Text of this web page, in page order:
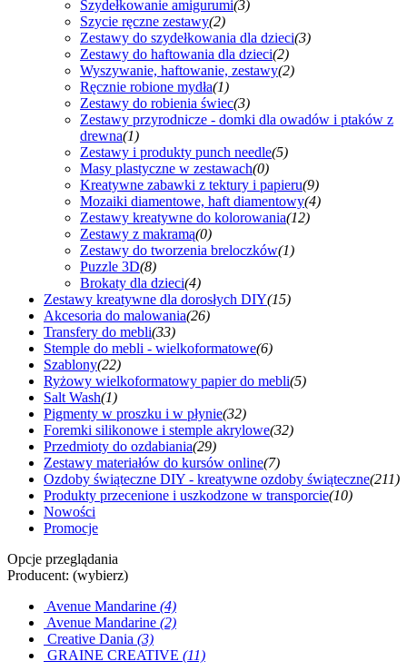
Szydełkowanie amigurumi(3)
Szycie ręczne zestawy(2)
Zestawy do szydełkowania dla dzieci(3)
Zestawy do haftowania dla dzieci(2)
Wyszywanie, haftowanie, zestawy(2)
Ręcznie robione mydła(1)
Zestawy do robienia świec(3)
Zestawy przyrodnicze - domki dla owadów i ptaków z
drewna(1)
Zestawy i produkty punch needle(5)
Masy plastyczne w zestawach(0)
Kreatywne zabawki z tektury i papieru(9)
Mozaiki diamentowe, haft diamentowy(4)
Zestawy kreatywne do kolorowania(12)
Zestawy z makramą(0)
Zestawy do tworzenia breloczków(1)
Puzzle 3D(8)
Brokaty dla dzieci(4)
Zestawy kreatywne dla dorosłych DIY(15)
Akcesoria do malowania(26)
Transfery do mebli(33)
Stemple do mebli - wielkoformatowe(6)
Szablony(22)
Ryżowy wielkoformatowy papier do mebli(5)
Salt Wash(1)
Pigmenty w proszku i w płynie(32)
Foremki silikonowe i stemple akrylowe(32)
Przedmioty do ozdabiania(29)
Zestawy materiałów do kursów online(7)
Ozdoby świąteczne DIY - kreatywne ozdoby świąteczne(211)
Produkty przecenione i uszkodzone w transporcie(10)
Nowości
Promocje
Opcje przeglądania
Producent: (wybierz)
Avenue Mandarine (4)
Avenue Mandarine (2)
Creative Dania (3)
GRAINE CREATIVE (11)